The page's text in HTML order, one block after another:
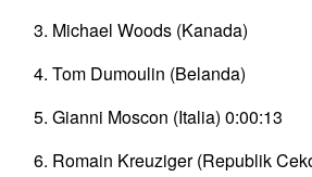
3. Michael Woods (Kanada)
4. Tom Dumoulin (Belanda)
5. Gianni Moscon (Italia) 0:00:13
6. Romain Kreuziger (Republik